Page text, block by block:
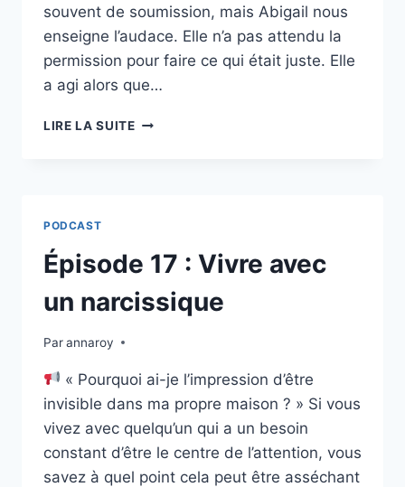
souvent de soumission, mais Abigail nous
enseigne l’audace. Elle n’a pas attendu la
permission pour faire ce qui était juste. Elle
a agi alors que…
LIRE LA SUITEÉPISODE
SA
FAMILLE
PODCAST
Épisode 17 : Vivre avec
un narcissique
Parannaroy
« Pourquoi ai-je l’impression d’être
invisible dans ma propre maison ? » Si vous
vivez avec quelqu’un qui a un besoin
constant d’être le centre de l’attention, vous
savez à quel point cela peut être asséchant